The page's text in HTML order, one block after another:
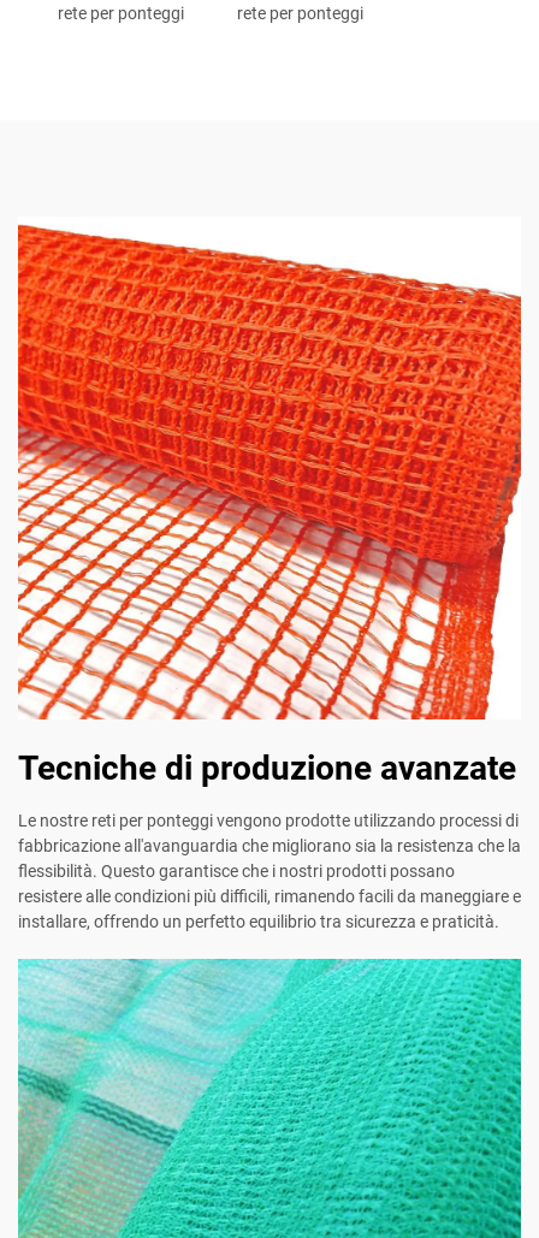
rete per ponteggi rete per ponteggi
Tecniche di produzione avanzate
Le nostre reti per ponteggi vengono prodotte utilizzando processi di
fabbricazione all'avanguardia che migliorano sia la resistenza che la
flessibilità. Questo garantisce che i nostri prodotti possano
resistere alle condizioni più difficili, rimanendo facili da maneggiare e
installare, offrendo un perfetto equilibrio tra sicurezza e praticità.